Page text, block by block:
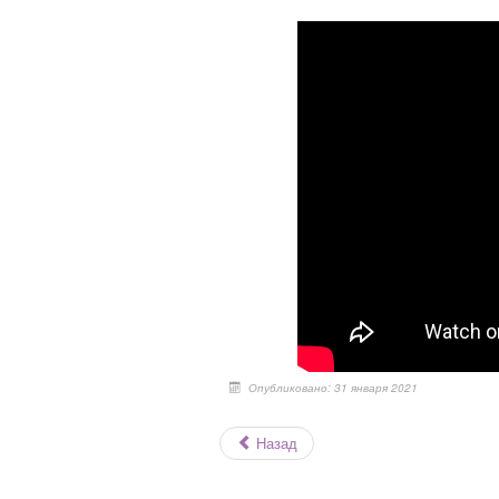
Опубликовано: 31 января 2021
Назад